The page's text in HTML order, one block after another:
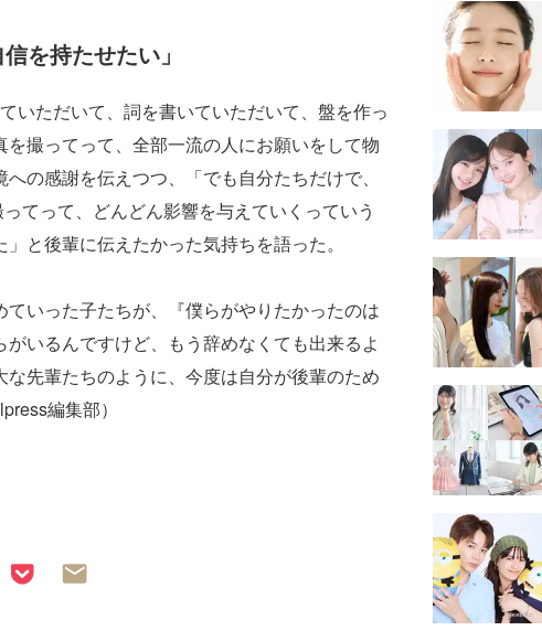
を持たせたい」
いただいて、詞を書いていただいて、盤を作っ
撮ってって、全部一流の人にお願いをして物
の感謝を伝えつつ、「でも自分たちだけで、
てって、どんどん影響を与えていくっていう
と後輩に伝えたかった気持ちを語った。
いった子たちが、『僕らがやりたかったのは
いるんですけど、もう辞めなくても出来るよ
先輩たちのように、今度は自分が後輩のため
編集部）